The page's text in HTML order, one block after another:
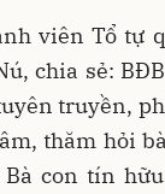
viên Tổ tự
chia sẻ:
truyền,
thăm hỏi
con tín